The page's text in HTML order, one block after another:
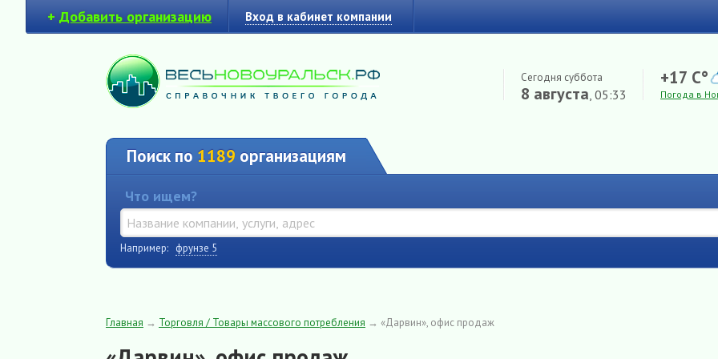
+ Добавить организацию Вход в кабинет компании
Сегодня суббота
8 августа, 05:33
+17 C°
Погода в
Поиск по 1189 организациям
Что ищем?
Например: фрунзе 5
Главная → Торговля / Товары массового потребления → «Дарвин», офис продаж